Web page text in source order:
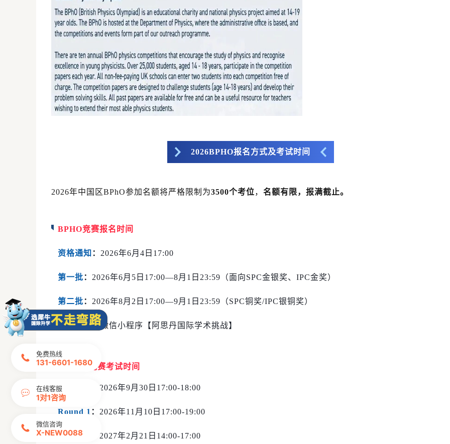
2026BPHO报名方式及考试时间
2026年中国区BPhO参加名额将严格限制为3500个考位， 名额有限，报满截止。
BPHO竞赛报名时间
资格通知 ： 2026年6月4日17:00
第一批： 2026年6月5日17:00—8月1日23:59（面向SPC金银奖、IPC金奖）
第二批： 2026年8月2日17:00—9月1日23:59（SPC铜奖/IPC银铜奖）
报名入口： 微信小程序【阿思丹国际学术挑战】
BPHO竞赛考试时间
Round 0 2026年9月30日17:00-18:00
Round 1 ： 2026年11月10日17:00-19:00
Round 2 2027年2月21日14:00-17:00
免费热线
131-6601-1680
在线客服
1对1咨询
微信咨询
X-NEW0088